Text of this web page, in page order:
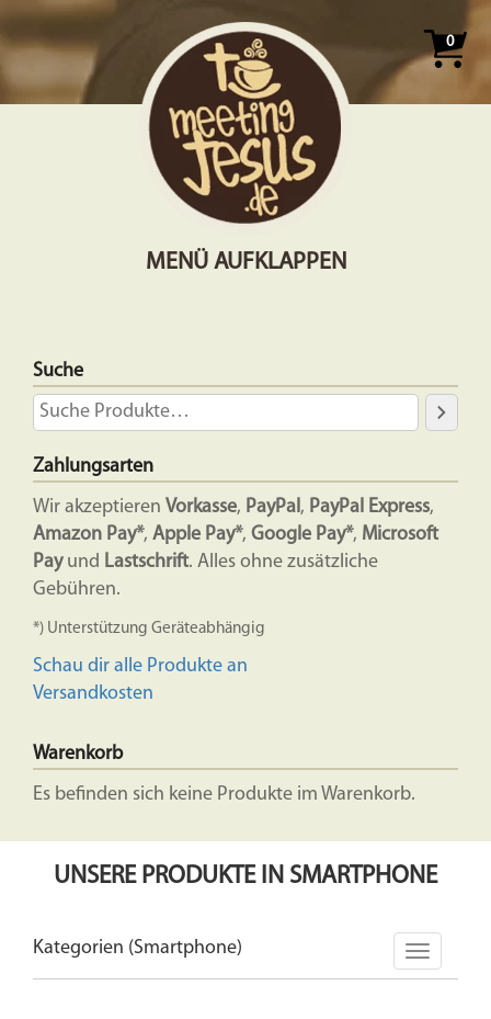
0
MENÜ AUFKLAPPEN
Suche
Zahlungsarten
Wir akzeptieren Vorkasse, PayPal, PayPal Express,
Amazon Pay*, Apple Pay*, Google Pay*, Microsoft
Payund Lastschrift. Alles ohne zusätzliche
Gebühren.
*) Unterstützung Geräteabhängig
Schau dir alle Produkte an
Versandkosten
Warenkorb
Es befinden sich keine Produkte im Warenkorb.
UNSERE PRODUKTE IN SMARTPHONE
Kategorien (Smartphone)